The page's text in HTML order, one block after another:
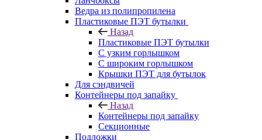
Ведра из полипропилена
Пластиковые ПЭТ бутылки
Назад
Пластиковые ПЭТ бутылки
С узким горлышком
С широким горлышком
Крышки ПЭТ для бутылок
Для сэндвичей
Контейнеры под запайку
Назад
Контейнеры под запайку
Секционные
Подложки